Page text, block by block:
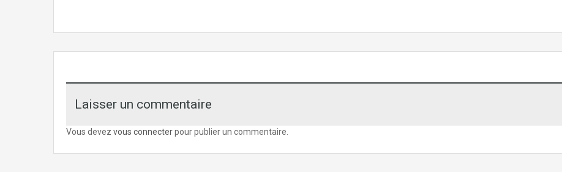
Laisser un commentaire
Vous devez vous connecterpour publier un commentaire.